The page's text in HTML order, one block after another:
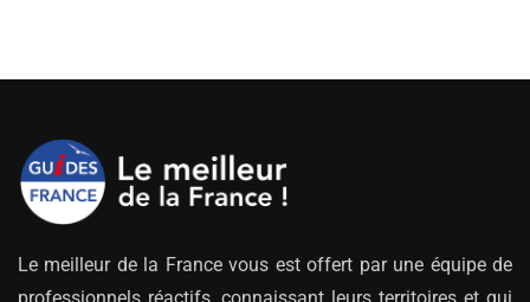
Le meilleur de la France vous est offert par une équipe de